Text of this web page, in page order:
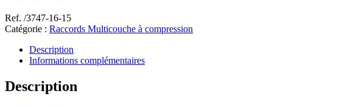
Ref. /3747-16-15
Catégorie : Raccords Multicouche à compression
Description
Informations complémentaires
Description